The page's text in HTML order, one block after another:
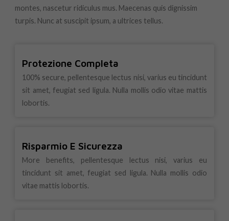
montes, nascetur ridiculus mus. Maecenas quis dignissim
turpis. Nunc at suscipit ipsum, a ultrices tellus.
Protezione Completa
100% secure, pellentesque lectus nisi, varius eu tincidunt
sit amet, feugiat sed ligula. Nulla mollis odio vitae mattis
lobortis.
Risparmio E Sicurezza
More benefits, pellentesque lectus nisi, varius eu
tincidunt sit amet, feugiat sed ligula. Nulla mollis odio
vitae mattis lobortis.